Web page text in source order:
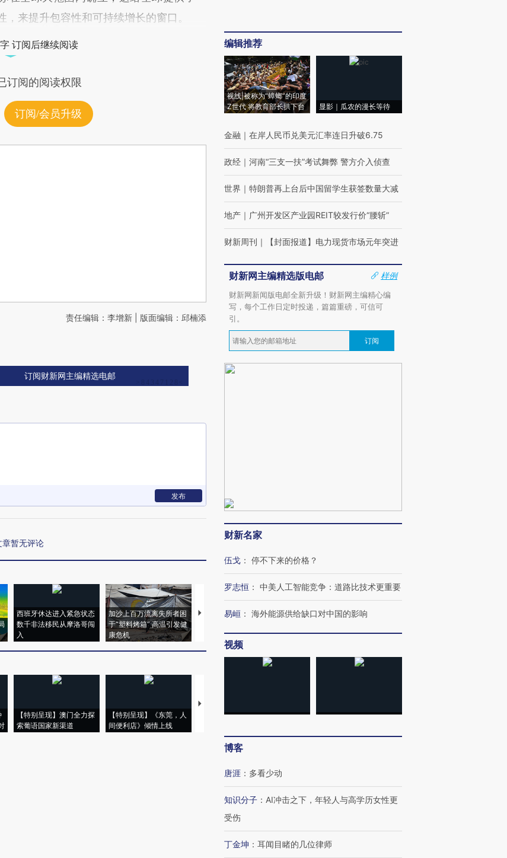
来提升包容性和可持续增长的窗口。
订阅后继续阅读
订阅的阅读权限
订阅/会员升级
责任编辑：李增新 | 版面编辑：邱楠添
订阅财新网主编精选电邮
发布
章暂无评论
西班牙休达进入紧急状态
数千非法移民从摩洛哥闯
入
加沙上百万流离失所者困
于“塑料烤箱” 高温引发健
康危机
视线｜HYROX的吸金
心“花钱找虐”？
马航飞行员跨国走私7万
毒品
育部长拱下台
【特别呈现】澳门全力探
索葡语国家新渠道
【特别呈现】《东莞，人
间便利店》倾情上线
【推广】走进第四届链博
会，让数智科技“链”接产
【特别呈现】寻找100种
CFO：不靠规模取胜，华
编辑推荐
视线|被称为“蟑螂”的印度
Z世代 将教育部长拱下台
显影｜瓜农的漫长等待
金融 ｜ 在岸人民币兑美元汇率连日升破6.75
政经 ｜ 河南“三支一扶”考试舞弊 警方介入侦查
世界 ｜ 特朗普再上台后中国留学生获签数量大减
地产 ｜ 广州开发区产业园REIT较发行价“腰斩”
财新周刊 ｜ 【封面报道】电力现货市场元年突进
财新网主编精选版电邮
样例
财新网新闻版电邮全新升级！财新网主编精心编
写，每个工作日定时投递，篇篇重磅，可信可
引。
订阅
财新名家
伍戈 ： 停不下来的价格？
罗志恒 ： 中美人工智能竞争：道路比技术更重要
易峘 ： 海外能源供给缺口对中国的影响
视频
博客
唐涯 ： 多看少动
知识分子 ： AI冲击之下，年轻人与高学历女性更
受伤
丁金坤 ： 耳闻目睹的几位律师